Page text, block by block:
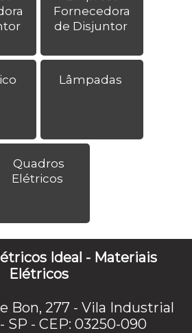
Fornecedora
de Disjuntor
Lâmpadas
Quadros
Elétricos
Ideal - Materiais
Elétricos
Bon, 277 - Vila Industrial
SP - CEP: 03250-090